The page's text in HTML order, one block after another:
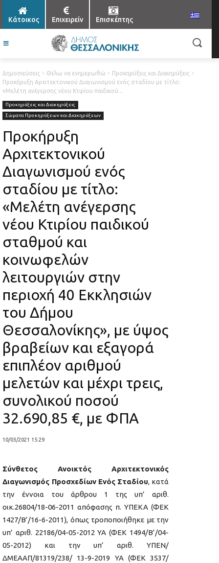
Κάτοικος Επιχειρείν Επισκέπτης
Δημοσιεύσεις Θέλω να ενημερωθώ
Προκηρύξεις και Διακηρύξεις
Προκήρυξη Αρχιτεκτονικού Διαγωνισμού ενός σταδίου με τίτλο:
«Μελέτη ανέγερσης νέου Κτιρίου παιδικού...
Προκηρύξεις και Διακηρύξεις
Σώματα Προκηρύξεων και Διακηρύξεων
Προκήρυξη
Αρχιτεκτονικού
Διαγωνισμού ενός
σταδίου με τίτλο:
«Μελέτη ανέγερσης
νέου Κτιρίου παιδικού
σταθμού και
κοινωφελών
λειτουργιών στην
περιοχή 40 Εκκλησιών
του Δήμου
Θεσσαλονίκης», με ύψος
βραβείων και εξαγορά
επιπλέον αριθμού
μελετών και μέχρι τρεις,
συνολικού ποσού
32.690,85 €, με ΦΠΑ
10/03/2021 15:29
Σύνθετος
Ανοικτός Αρχιτεκτονικός
Διαγωνισμός Προσχεδίων Ενός Σταδίου, κατά
την έννοια του άρθρου 1 της υπ’ αριθ.
οικ.26804/18-06-2011 απόφασης π. ΥΠΕΚΑ (ΦΕΚ
1427/Β’/16-6-2011), όπως τροποποιήθηκε με την
υπ’ αριθ. 22186/04-05-2012 ΥΑ (ΦΕΚ 1494/Β’/04-
05-2012) και την υπ’ αριθ. ΥΠΕΝ/
ΔΜΕΑΑΠ/81319/238/ 13-9-2019 ΥΑ (ΦΕΚ 3537/